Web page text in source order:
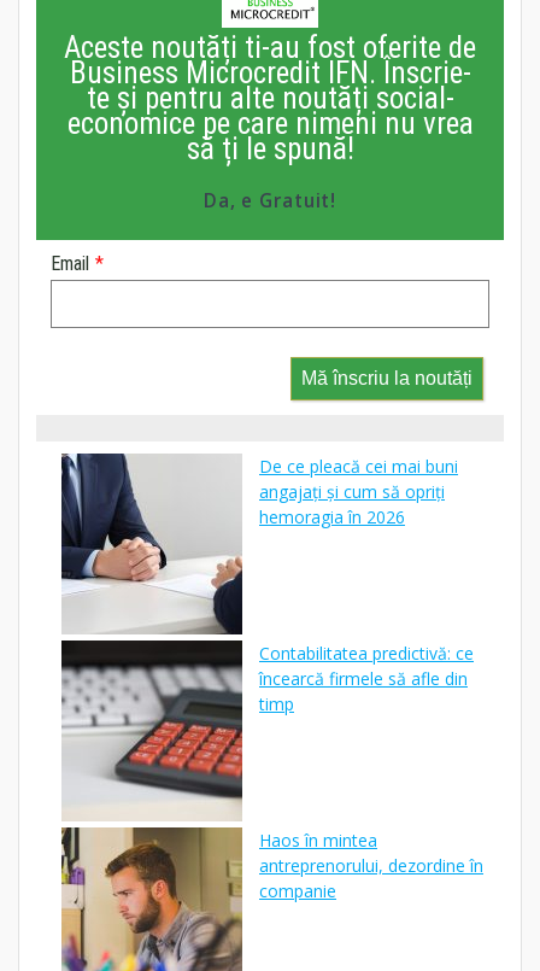
Aceste noutăți ti-au fost oferite de
Business Microcredit IFN. Înscrie-
te și pentru alte noutăți social-
economice pe care nimeni nu vrea
să ți le spună!
Da, e Gratuit!
Email *
Mă înscriu la noutăți
De ce pleacă cei mai buni
angajați și cum să opriți
hemoragia în 2026
Contabilitatea predictivă: ce
încearcă firmele să afle din
timp
Haos în mintea
antreprenorului, dezordine în
companie